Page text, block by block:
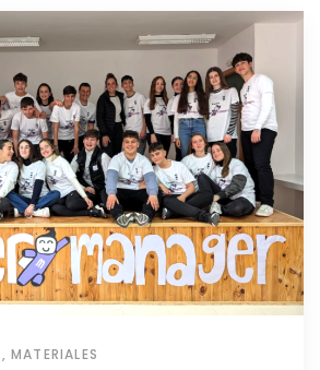
,MATERIALES